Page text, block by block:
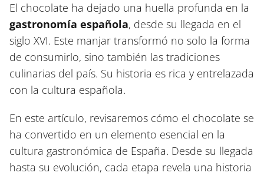
El chocolate ha dejado una huella profunda en la
gastronomía española, desde su llegada en el
siglo XVI. Este manjar transformó no solo la forma
de consumirlo, sino también las tradiciones
culinarias del país. Su historia es rica y entrelazada
con la cultura española.
En este artículo, revisaremos cómo el chocolate se
ha convertido en un elemento esencial en la
cultura gastronómica de España. Desde su llegada
hasta su evolución, cada etapa revela una historia